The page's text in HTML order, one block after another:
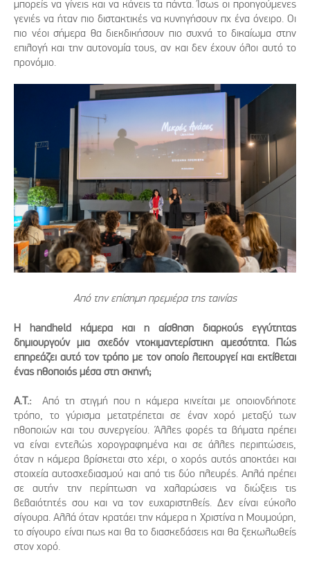
μπορείς να γίνεις και να κάνεις τα πάντα. Ίσως οι προηγούμενες
γενιές να ήταν πιο διστακτικές να κυνηγήσουν πχ ένα όνειρο. Οι
πιο νέοι σήμερα θα διεκδικήσουν πιο συχνά το δικαίωμα στην
επιλογή και την αυτονομία τους, αν και δεν έχουν όλοι αυτό το
προνόμιο.
Από την επίσημη πρεμιέρα της ταινίας
Η handheld κάμερα και η αίσθηση διαρκούς εγγύτητας
δημιουργούν μια σχεδόν ντοκιμαντερίστικη αμεσότητα. Πώς
επηρεάζει αυτό τον τρόπο με τον οποίο λειτουργεί και εκτίθεται
ένας ηθοποιός μέσα στη σκηνή;
Α.Τ.:
Από τη στιγμή που η κάμερα κινείται με οποιονδήποτε
τρόπο, το γύρισμα μετατρέπεται σε έναν χορό μεταξύ των
ηθοποιών και του συνεργείου. Άλλες φορές τα βήματα πρέπει
να είναι εντελώς χορογραφημένα και σε άλλες περιπτώσεις,
όταν η κάμερα βρίσκεται στο χέρι, ο χορός αυτός αποκτάει και
στοιχεία αυτοσχεδιασμού και από τις δύο πλευρές. Απλά πρέπει
σε αυτήν την περίπτωση να χαλαρώσεις να διώξεις τις
βεβαιότητές σου και να τον ευχαριστηθείς. Δεν είναι εύκολο
σίγουρα. Αλλά όταν κρατάει την κάμερα η Χριστίνα η Μουμούρη,
το σίγουρο είναι πως και θα το διασκεδάσεις και θα ξεκωλωθείς
στον χορό.